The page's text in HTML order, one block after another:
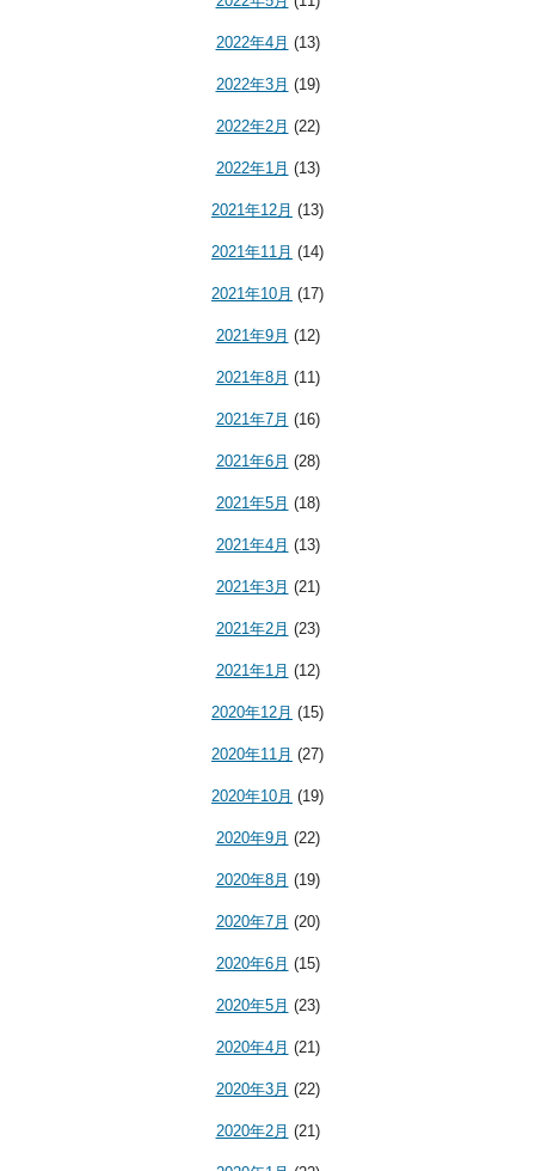
2022年4月 (13)
2022年3月 (19)
2022年2月 (22)
2022年1月 (13)
2021年12月 (13)
2021年11月 (14)
2021年10月 (17)
2021年9月 (12)
2021年8月 (11)
2021年7月 (16)
2021年6月 (28)
2021年5月 (18)
2021年4月 (13)
2021年3月 (21)
2021年2月 (23)
2021年1月 (12)
2020年12月 (15)
2020年11月 (27)
2020年10月 (19)
2020年9月 (22)
2020年8月 (19)
2020年7月 (20)
2020年6月 (15)
2020年5月 (23)
2020年4月 (21)
2020年3月 (22)
2020年2月 (21)